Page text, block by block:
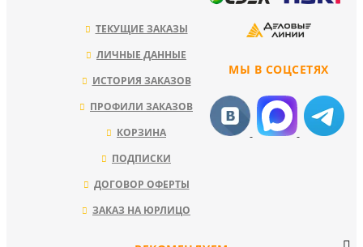
МЫ В СОЦСЕТЯХ
ТЕКУЩИЕ ЗАКАЗЫ
ЛИЧНЫЕ ДАННЫЕ
ИСТОРИЯ ЗАКАЗОВ
ПРОФИЛИ ЗАКАЗОВ
КОРЗИНА
ПОДПИСКИ
ДОГОВОР ОФЕРТЫ
ЗАКАЗ НА ЮРЛИЦО